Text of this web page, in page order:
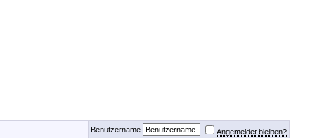
Benutzername
Angemeldet bleiben?